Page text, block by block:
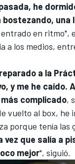
he
bostezando, una
en ritmo",
a los medios,
a la
y me he caído.
complicado,
vuelto al box, he
porque tenía las
vez que salía a
mejor", siguió.